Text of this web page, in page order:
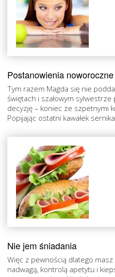
Postanowienia noworoczne
Tym razem Magda się nie
świętach i szałowym sylwestrze
decyzję – koniec ze szpetnymi
Popijając ostatni kawałek
Nie jem śniadania
Więc z pewnością dlatego
nadwagą, kontrolą apetytu i